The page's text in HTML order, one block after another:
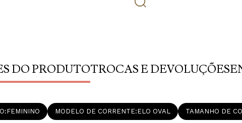
DO PRODUTOTROCAS E DEVOLUÇÕES
FEMININO MODELO DE CORRENTE ELO OVAL TAMANHO DE